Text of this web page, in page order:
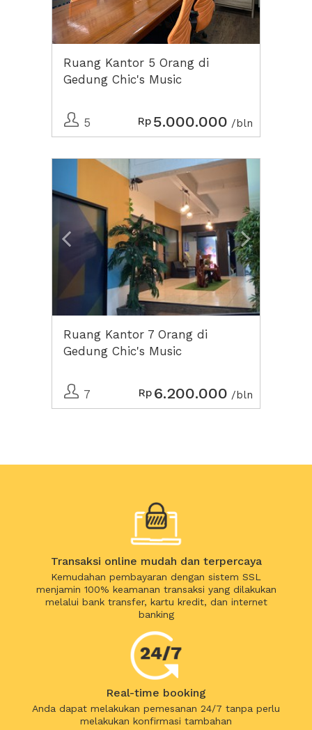
Ruang Kantor 5 Orang di
Gedung Chic's Music
5 Rp 5.000.000 /bln
Previous Next2
Ruang Kantor 7 Orang di
Gedung Chic's Music
7 Rp 6.200.000 /bln
Transaksi online mudah dan terpercaya
Kemudahan pembayaran dengan sistem SSL
menjamin 100% keamanan transaksi yang dilakukan
melalui bank transfer, kartu kredit, dan internet
banking
Real-time booking
Anda dapat melakukan pemesanan 24/7 tanpa perlu
melakukan konfirmasi tambahan